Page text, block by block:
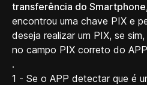
transferência do
encontrou uma chave PIX e
deseja realizar um PIX, se
no campo PIX correto do
.
1 - Se o APP detectar que é